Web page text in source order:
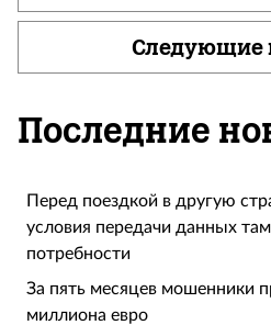
Следующие
Последние
Перед поездкой в другую
условия передачи данных
потребности
За пять месяцев мошенники
миллиона евро